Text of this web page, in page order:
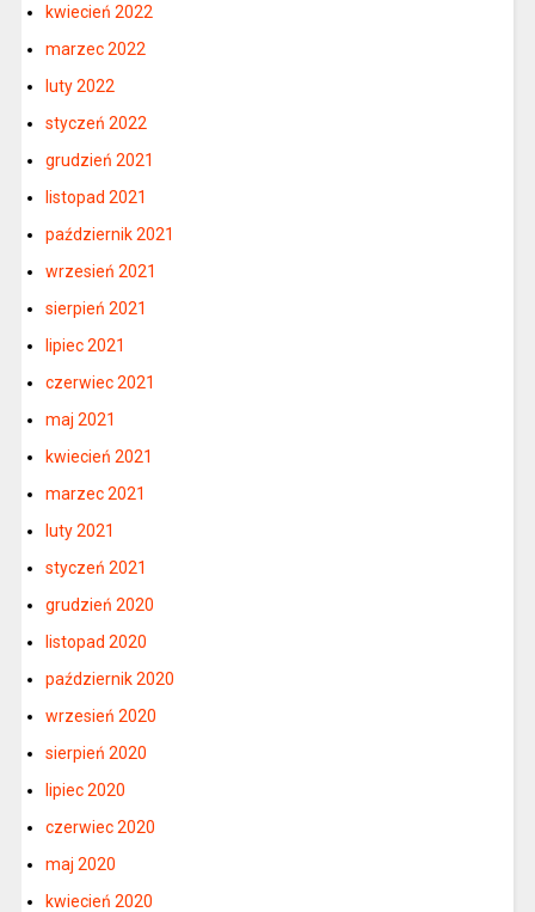
kwiecień 2022
marzec 2022
luty 2022
styczeń 2022
grudzień 2021
listopad 2021
październik 2021
wrzesień 2021
sierpień 2021
lipiec 2021
czerwiec 2021
maj 2021
kwiecień 2021
marzec 2021
luty 2021
styczeń 2021
grudzień 2020
listopad 2020
październik 2020
wrzesień 2020
sierpień 2020
lipiec 2020
czerwiec 2020
maj 2020
kwiecień 2020